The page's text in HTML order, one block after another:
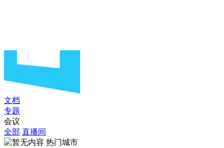
文档
专题
会议
全部 直播间
热门城市